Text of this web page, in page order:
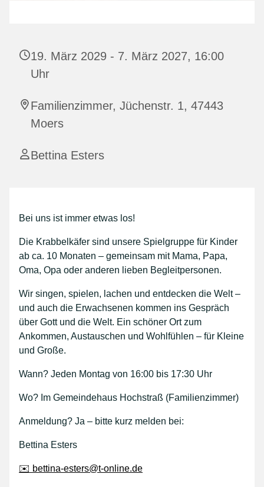
19. März 2029 - 7. März 2027, 16:00
Uhr
Familienzimmer, Jüchenstr. 1, 47443
Moers
Bettina Esters
Bei uns ist immer etwas los!
Die Krabbelkäfer sind unsere Spielgruppe für Kinder
ab ca. 10 Monaten – gemeinsam mit Mama, Papa,
Oma, Opa oder anderen lieben Begleitpersonen.
Wir singen, spielen, lachen und entdecken die Welt –
und auch die Erwachsenen kommen ins Gespräch
über Gott und die Welt. Ein schöner Ort zum
Ankommen, Austauschen und Wohlfühlen – für Kleine
und Große.
Wann? Jeden Montag von 16:00 bis 17:30 Uhr
Wo? Im Gemeindehaus Hochstraß (Familienzimmer)
Anmeldung? Ja – bitte kurz melden bei:
Bettina Esters
✉️ bettina-esters@t-online.de